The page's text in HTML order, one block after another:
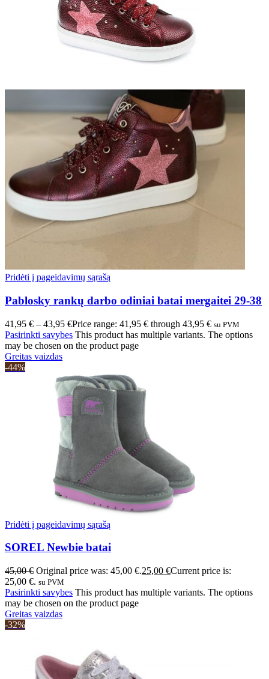
Pridėti į pageidavimų sąrašą
Pablosky rankų darbo odiniai batai mergaitei 29-38
41,95 € – 43,95 €Price range: 41,95 € through 43,95 € su PVM
Pasirinkti savybes This product has multiple variants. The options
may be chosen on the product page
Greitas vaizdas
-44%
Pridėti į pageidavimų sąrašą
SOREL Newbie batai
45,00€ Original price was: 45,00 €.25,00 €Current price is:
25,00 €. su PVM
Pasirinkti savybes This product has multiple variants. The options
may be chosen on the product page
Greitas vaizdas
-32%